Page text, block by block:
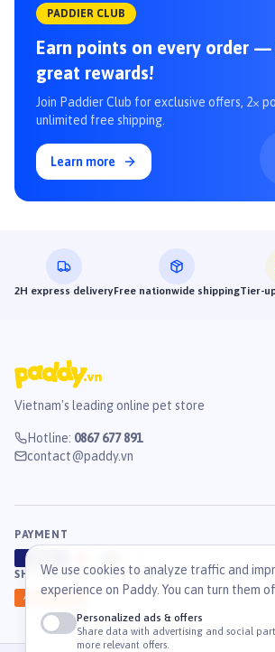
PADDIER CLUB
Earn points on every order —
great rewards!
Join Paddier Club for exclusive offers, 2×
unlimited free shipping.
Learn more
2H express deliveryFree nationwide shippingTier-
Vietnam's leading online pet store
Hotline: 0867 677 891
contact@paddy.vn
PAYMENT
SHIPPING
Ahamove
We use cookies to analyze traffic and
experience on Paddy. You can turn them
Personalized ads & offers
Share data with advertising and social
more relevant offers.